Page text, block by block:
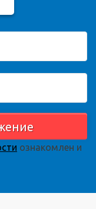
ознакомлен и